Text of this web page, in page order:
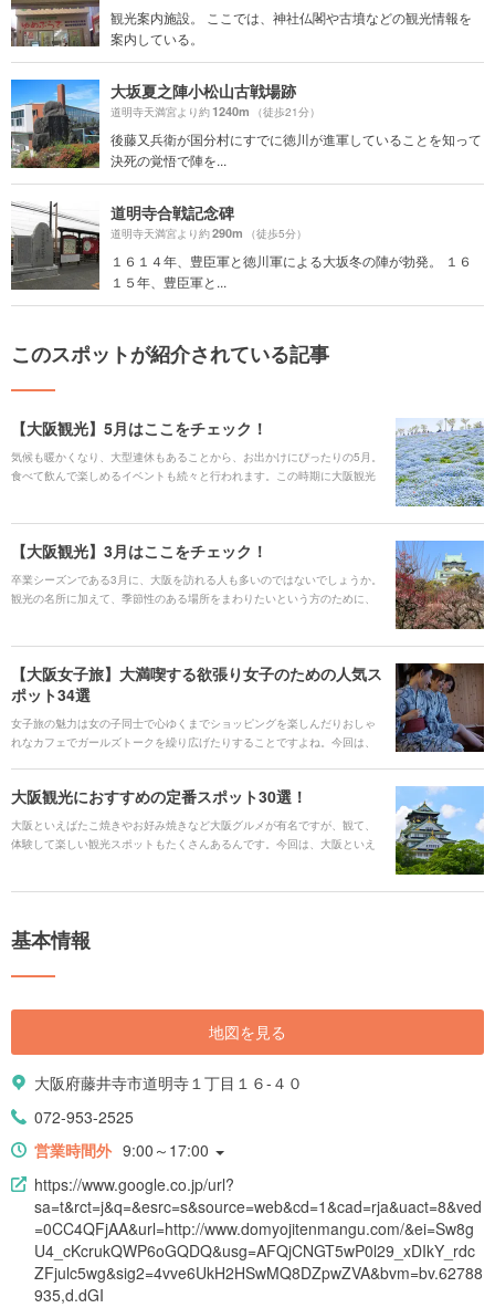
観光案内施設。 ここでは、神社仏閣や古墳などの観光情報を
案内している。
大坂夏之陣小松山古戦場跡
道明寺天満宮より約1240m （徒歩21分）
後藤又兵衛が国分村にすでに徳川が進軍していることを知って
決死の覚悟で陣を...
道明寺合戦記念碑
道明寺天満宮より約290m （徒歩5分）
１６１４年、豊臣軍と徳川軍による大坂冬の陣が勃発。 １６
１５年、豊臣軍と...
このスポットが紹介されている記事
【大阪観光】5月はここをチェック！
気候も暖かくなり、大型連休もあることから、お出かけにぴったりの5月。
食べて飲んで楽しめるイベントも続々と行われます。この時期に大阪観光
【大阪観光】3月はここをチェック！
卒業シーズンである3月に、大阪を訪れる人も多いのではないでしょうか。
観光の名所に加えて、季節性のある場所をまわりたいという方のために、
【大阪女子旅】大満喫する欲張り女子のための人気ス
ポット34選
女子旅の魅力は女の子同士で心ゆくまでショッピングを楽しんだりおしゃ
れなカフェでガールズトークを繰り広げたりすることですよね。今回は、
大阪観光におすすめの定番スポット30選！
大阪といえばたこ焼きやお好み焼きなど大阪グルメが有名ですが、観て、
体験して楽しい観光スポットもたくさんあるんです。今回は、大阪といえ
基本情報
地図を見る
大阪府藤井寺市道明寺１丁目１６-４０
072-953-2525
営業時間外 9:00～17:00
https://www.google.co.jp/url?
sa=t&rct=j&q=&esrc=s&source=web&cd=1&cad=rja&uact=8&ved
=0CC4QFjAA&url=http://www.domyojitenmangu.com/&ei=Sw8g
U4_cKcrukQWP6oGQDQ&usg=AFQjCNGT5wP0l29_xDIkY_rdc
ZFjulc5wg&sig2=4vve6UkH2HSwMQ8DZpwZVA&bvm=bv.62788
935,d.dGI